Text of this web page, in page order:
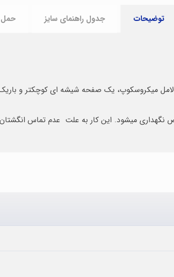
توضیحات جدول راهنمای سایز
میکروسکوپ، یک صفحه شیشه ای کوچکتر و باریک
میشود. این کار به علت عدم تماس انگشتان